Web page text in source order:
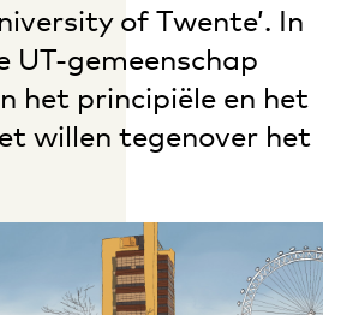
of Twente’. In
UT-gemeenschap
het principiële en het
willen tegenover het